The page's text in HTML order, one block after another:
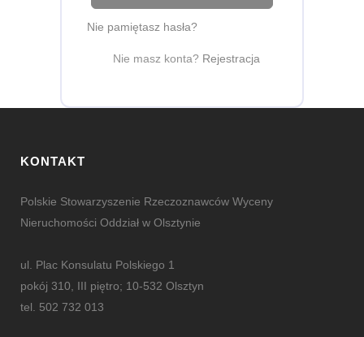
Nie pamiętasz hasła?
Nie masz konta? Rejestracja
KONTAKT
Polskie Stowarzyszenie Rzeczoznawców Wyceny
Nieruchomości Oddział w Olsztynie
ul. Plac Konsulatu Polskiego 1
pokój 310, III piętro; 10-532 Olsztyn
tel. 502 732 013